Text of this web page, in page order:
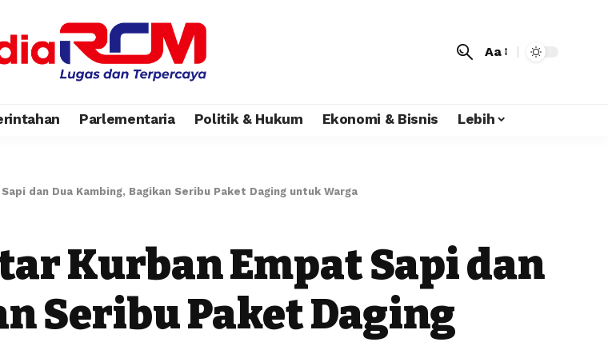
Aa
Parlementaria Politik & Hukum Ekonomi & Bisnis Lebih
dan Dua Kambing, Bagikan Seribu Paket Daging untuk Warga
Kurban Empat Sapi dan
Seribu Paket Daging